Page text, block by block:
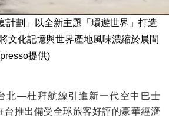
計劃」以全新主題「環遊世界」打造
文化記憶與世界產地風味濃縮於晨間
提供)
北—杜拜航線引進新一代空中巴士
台推出備受全球旅客好評的豪華經濟